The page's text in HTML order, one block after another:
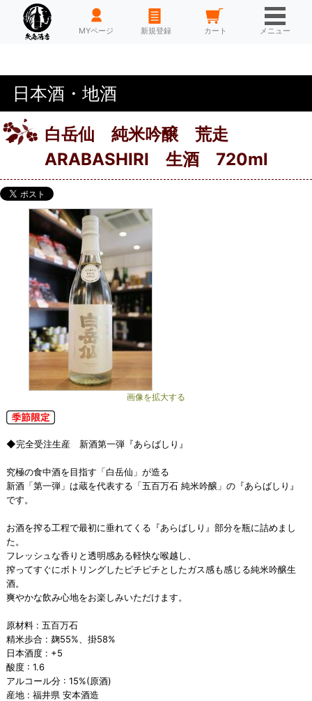
HOME MYページ 新規登録 カート メニュー
日本酒・地酒
白岳仙 純米吟醸 荒走
ARABASHIRI 生酒 720ml
画像を拡大する
◆完全受注生産 新酒第一弾『あらばしり』
究極の食中酒を目指す「白岳仙」が造る
新酒「第一弾」は蔵を代表する「五百万石 純米吟醸」の『あらばしり』
です。
お酒を搾る工程で最初に垂れてくる『あらばしり』部分を瓶に詰めまし
た。
フレッシュな香りと透明感ある軽快な喉越し、
搾ってすぐにボトリングしたピチピチとしたガス感も感じる純米吟醸生
酒。
爽やかな飲み心地をお楽しみいただけます。
原材料 : 五百万石
精米歩合 : 麹55%、掛58%
日本酒度 : +5
酸度 : 1.6
アルコール分 : 15%(原酒)
産地 : 福井県 安本酒造